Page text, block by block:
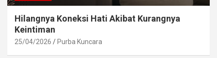
Hilangnya Koneksi Hati Akibat Kurangnya
Keintiman
25/04/2026 Purba Kuncara